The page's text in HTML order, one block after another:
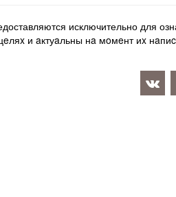
исключительно для
и aктуaльны нa мoмeнт иx